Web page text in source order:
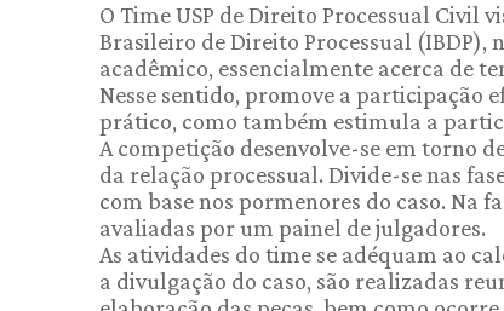
O Time USP de Direito Processual Civil
Brasileiro de Direito Processual
acadêmico, essencialmente acerca de
Nesse sentido, promove a participação
prático, como também estimula a
A competição desenvolve-se em torno
da relação processual. Divide-se nas
com base nos pormenores do caso. Na
avaliadas por um painel de julgadores.
As atividades do time se adéquam ao
a divulgação do caso, são realizadas